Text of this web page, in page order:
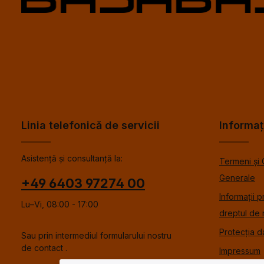
Linia telefonică de servicii
Asistență și consultanță la:
+49 6403 97274 00
Lu–Vi, 08:00 - 17:00
Sau prin intermediul formularului nostru
de contact .
Termeni și
Generale
Informații
dreptul de
Protecția
Impressum